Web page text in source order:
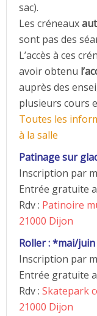
sac).
Les créneaux
sont pas des
L’accès à ces
avoir obtenu
auprès des
plusieurs cours
Toutes les
à la salle
Patinage sur
Inscription par
Entrée gratuite
Rdv : Patinoire
21000 Dijon
Roller : *mai/
Inscription par
Entrée gratuite
Rdv : Skatepark
21000 Dijon